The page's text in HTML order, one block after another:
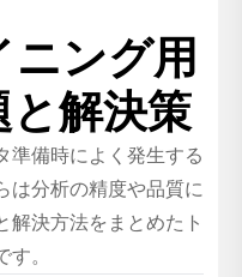
ニング用
解決策
準備時によく発生する
は分析の精度や品質に
解決方法をまとめたト
。